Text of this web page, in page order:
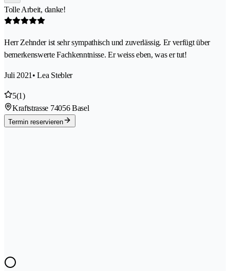
Tolle Arbeit, danke!
Herr Zehnder ist sehr sympathisch und zuverlässig. Er verfügt über
bemerkenswerte Fachkenntnisse. Er weiss eben, was er tut!
Juli 2021 • Lea Stebler
5(1)
Kraftstrasse 74056 Basel
Termin reservieren